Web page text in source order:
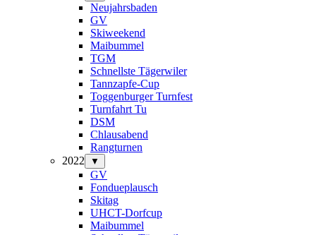
Neujahrsbaden
GV
Skiweekend
Maibummel
TGM
Schnellste Tägerwiler
Tannzapfe-Cup
Toggenburger Turnfest
Turnfahrt Tu
DSM
Chlausabend
Rangturnen
2022
▼
GV
Fondueplausch
Skitag
UHCT-Dorfcup
Maibummel